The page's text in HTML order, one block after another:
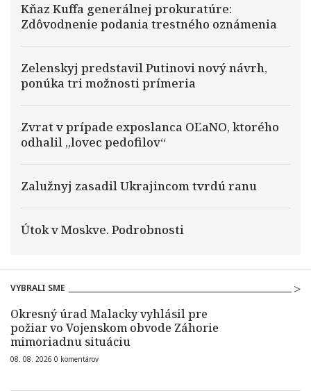
Kňaz Kuffa generálnej prokuratúre:
Zdôvodnenie podania trestného oznámenia
Zelenskyj predstavil Putinovi nový návrh,
ponúka tri možnosti prímeria
Zvrat v prípade exposlanca OĽaNO, ktorého
odhalil „lovec pedofilov“
Zalužnyj zasadil Ukrajincom tvrdú ranu
Útok v Moskve. Podrobnosti
VYBRALI SME
Okresný úrad Malacky vyhlásil pre
požiar vo Vojenskom obvode Záhorie
mimoriadnu situáciu
08. 08. 2026 0 komentárov